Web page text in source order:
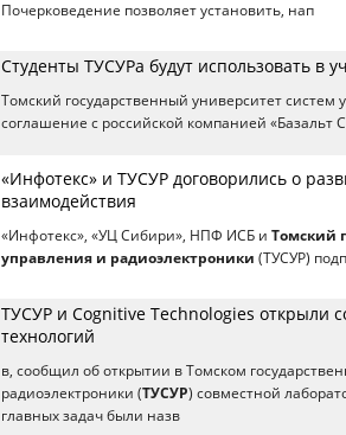
Почерковедение позволяет установить, нап
Студенты ТУСУРа будут использовать в
Томский государственный университет систем
соглашение с российской компанией «Базальт
«Инфотекс» и ТУСУР договорились о
взаимодействия
«Инфотекс», «УЦ Сибири», НПФ ИСБ и Томский
управления и радиоэлектроники (ТУСУР)
ТУСУР и Cognitive Technologies открыли
технологий
в, сообщил об открытии в Томском
радиоэлектроники (ТУСУР) совместной
главных задач были назв